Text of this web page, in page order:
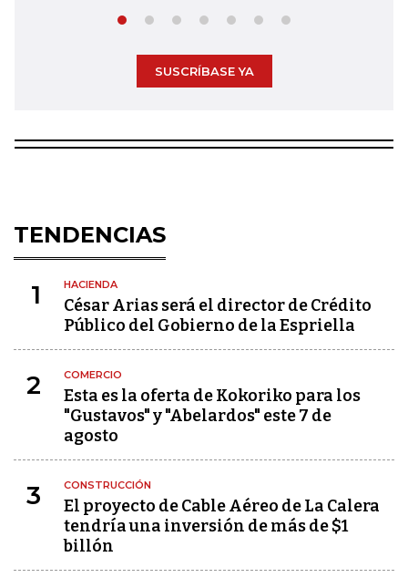
SUSCRÍBASE YA
TENDENCIAS
1 HACIENDA
César Arias será el director de Crédito
Público del Gobierno de la Espriella
2 COMERCIO
Esta es la oferta de Kokoriko para los
"Gustavos" y "Abelardos" este 7 de
agosto
3 CONSTRUCCIÓN
El proyecto de Cable Aéreo de La Calera
tendría una inversión de más de $1
billón